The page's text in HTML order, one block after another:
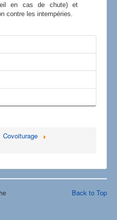
en cas de chute) et
contre les intempéries.
Covoiturage
Back to Top